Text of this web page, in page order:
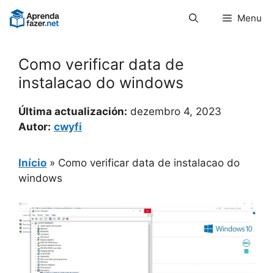
Pular
para
Menu
Como verificar data de
instalacao do windows
Última actualización: dezembro 4, 2023
Autor: cwyfi
Início » Como verificar data de instalacao do
windows